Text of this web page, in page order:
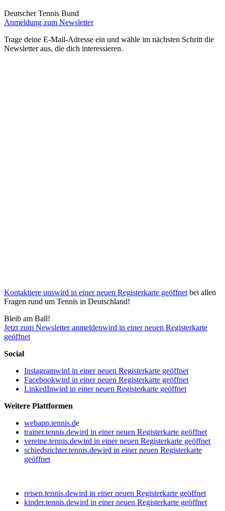
Deutscher Tennis Bund
Anmeldung zum Newsletter
Trage deine E-Mail-Adresse ein und wähle im nächsten Schritt die
Newsletter aus, die dich interessieren.
Kontaktiere unswird in einer neuen Registerkarte geöffnet bei allen
Fragen rund um Tennis in Deutschland!
Bleib am Ball!
Jetzt zum Newsletter anmeldenwird in einer neuen Registerkarte
geöffnet
Social
Instagramwird in einer neuen Registerkarte geöffnet
Facebookwird in einer neuen Registerkarte geöffnet
LinkedInwird in einer neuen Registerkarte geöffnet
Weitere Plattformen
webapp.tennis.de
trainer.tennis.dewird in einer neuen Registerkarte geöffnet
vereine.tennis.dewird in einer neuen Registerkarte geöffnet
schiedsrichter.tennis.dewird in einer neuen Registerkarte
geöffnet
reisen.tennis.dewird in einer neuen Registerkarte geöffnet
kinder.tennis.dewird in einer neuen Registerkarte geöffnet